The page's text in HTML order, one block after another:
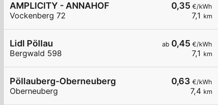
0,35 €/kWh
7,1 km
AMPLICITY - ANNAHOF
Vockenberg 72
ab 0,45 €/kWh
7,1 km
Lidl Pöllau
Bergwald 598
0,63 €/kWh
7,4 km
Pöllauberg-Oberneuberg
Oberneuberg